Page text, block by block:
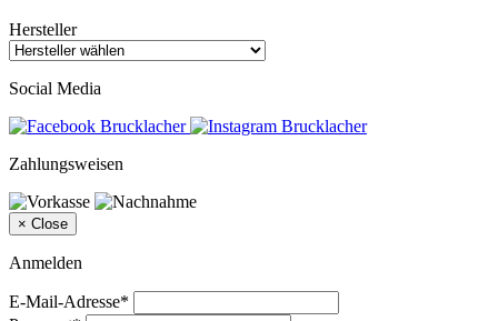
Hersteller
Social Media
Zahlungsweisen
× Close
Anmelden
E-Mail-Adresse*